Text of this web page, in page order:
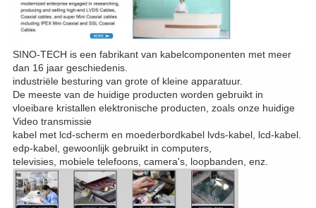
SINO-TECH is een fabrikant van kabelcomponenten met meer
dan 16 jaar geschiedenis.
industriële besturing van grote of kleine apparatuur.
De meeste van de huidige producten worden gebruikt in
vloeibare kristallen elektronische producten, zoals onze huidige
Video transmissie
kabel met lcd-scherm en moederbordkabel lvds-kabel, lcd-kabel.
edp-kabel, gewoonlijk gebruikt in computers,
televisies, mobiele telefoons, camera's, loopbanden, enz.